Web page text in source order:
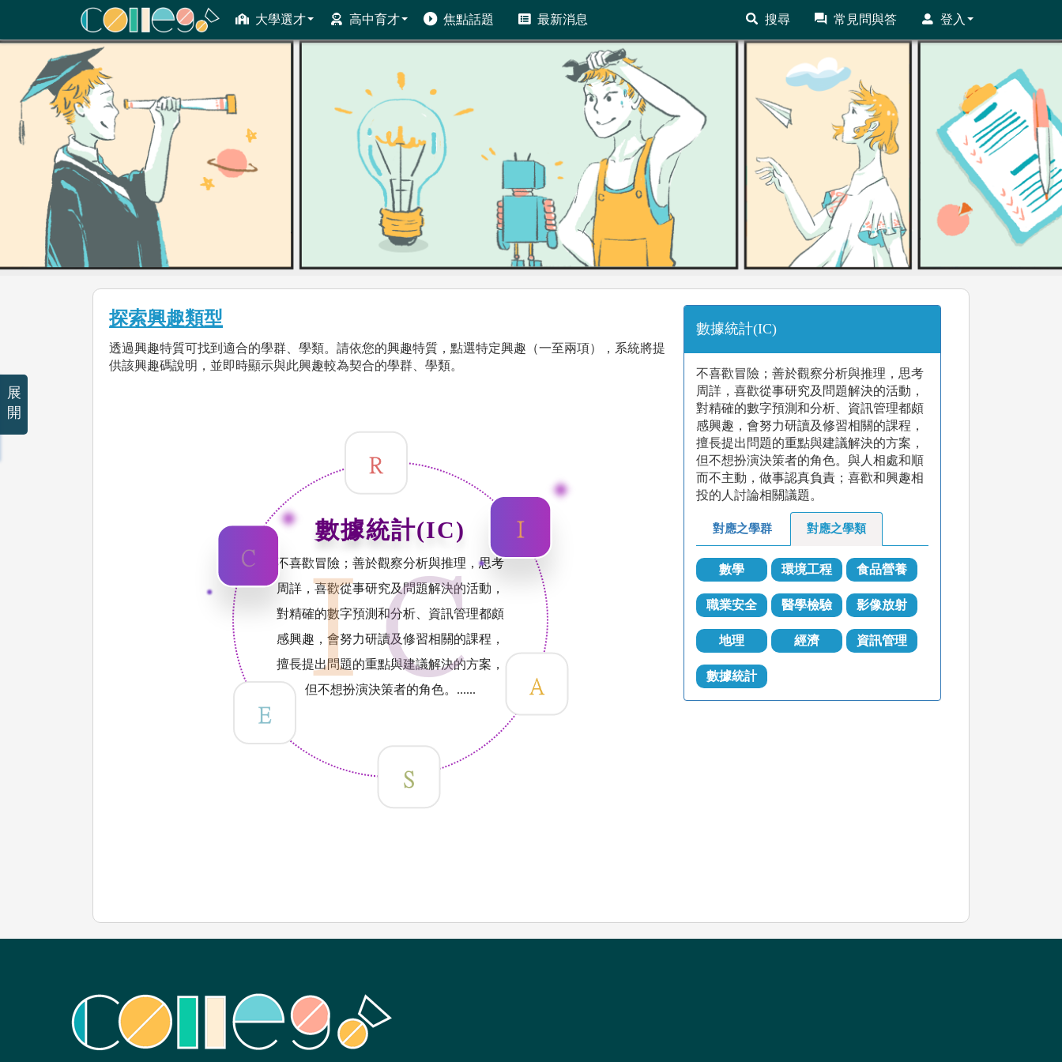
大學選才 高中育才 焦點話題 最新消息 搜尋 常見問與答 登入
ColleGo! 大學選才與高中育才輔助系統
探索興趣類型
透過興趣特質可找到適合的學群、學類。請依您的興趣特質，點選特定興趣（一至兩項），系統將提
供該興趣碼說明，並即時顯示與此興趣較為契合的學群、學類。
數據統計(IC)
不喜歡冒險；善於觀察分析與推理，思考
周詳，喜歡從事研究及問題解決的活動，
對精確的數字預測和分析、資訊管理都頗
感興趣，會努力研讀及修習相關的課程，
擅長提出問題的重點與建議解決的方案，
但不想扮演決策者的角色。......
數據統計(IC)
不喜歡冒險；善於觀察分析與推理，思考
周詳，喜歡從事研究及問題解決的活動，
對精確的數字預測和分析、資訊管理都頗
感興趣，會努力研讀及修習相關的課程，
擅長提出問題的重點與建議解決的方案，
但不想扮演決策者的角色。與人相處和順
而不主動，做事認真負責；喜歡和興趣相
投的人討論相關議題。
對應之學群 對應之學類
數學 環境工程 食品營養
職業安全 醫學檢驗 影像放射
地理 經濟 資訊管理
數據統計
展
開